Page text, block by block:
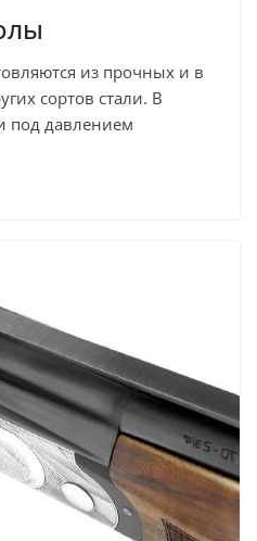
из прочных и в
сортов стали. В
под давлением